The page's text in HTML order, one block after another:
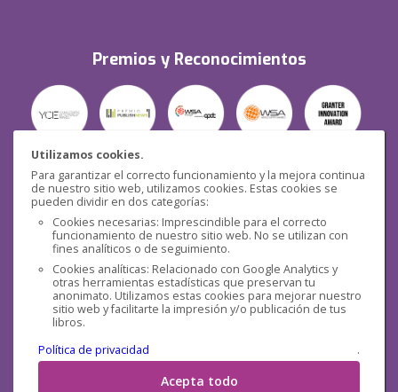
Utilizamos cookies.
Para garantizar el correcto funcionamiento y la mejora continua
de nuestro sitio web, utilizamos cookies. Estas cookies se
pueden dividir en dos categorías:
Cookies necesarias: Imprescindible para el correcto
funcionamiento de nuestro sitio web. No se utilizan con
fines analíticos o de seguimiento.
Cookies analíticas: Relacionado con Google Analytics y
otras herramientas estadísticas que preservan tu
anonimato. Utilizamos estas cookies para mejorar nuestro
sitio web y facilitarte la impresión y/o publicación de tus
libros.
Política de privacidad
.
Acepta todo
Premios y Reconocimientos
Seguridad
Redes sociales